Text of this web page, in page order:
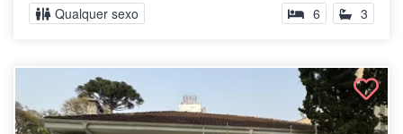
Qualquer sexo 6 3